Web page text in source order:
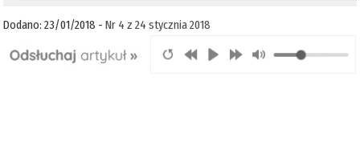
Dodano: 23/01/2018 -Nr 4 z 24 stycznia 2018